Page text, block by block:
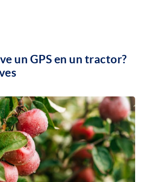
un GPS en un tractor?